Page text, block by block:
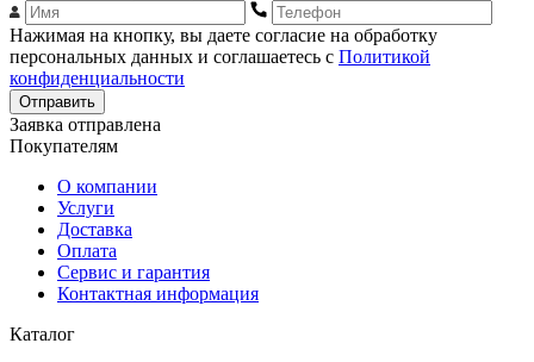
Нажимая на кнопку, вы даете согласие на обработку
персональных данных и соглашаетесь с Политикой
конфиденциальности
Отправить
Заявка отправлена
Покупателям
О компании
Услуги
Доставка
Оплата
Сервис и гарантия
Контактная информация
Каталог